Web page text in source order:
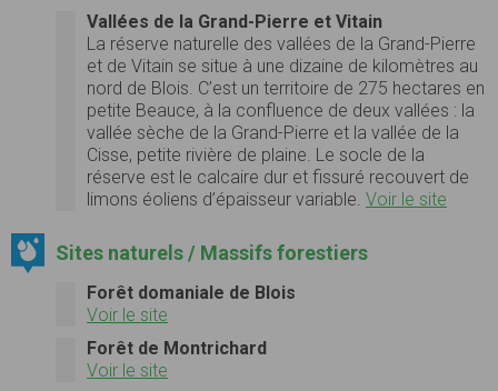
Vallées de la Grand-Pierre et Vitain
La réserve naturelle des vallées de la Grand-Pierre
et de Vitain se situe à une dizaine de kilomètres au
nord de Blois. C’est un territoire de 275 hectares en
petite Beauce, à la confluence de deux vallées : la
vallée sèche de la Grand-Pierre et la vallée de la
Cisse, petite rivière de plaine. Le socle de la
réserve est le calcaire dur et fissuré recouvert de
limons éoliens d’épaisseur variable. Voir le site
Sites naturels / Massifs forestiers
Forêt domaniale de Blois
Voir le site
Forêt de Montrichard
Voir le site